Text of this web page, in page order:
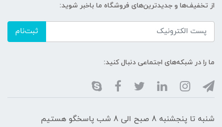
از تخفیف‌ها و جدیدترین‌های فروشگاه ما باخبر شوید:
ثبت‌نام
ما را در شبکه‌های اجتماعی دنبال کنید:
شنبه تا پنجشنبه 8 صبح الی 8 شب پاسخگو هستیم